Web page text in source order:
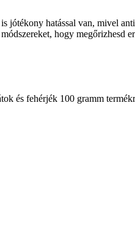
jótékony hatással van, mivel
hogy megőrizhesd
és fehérjék 100 gramm